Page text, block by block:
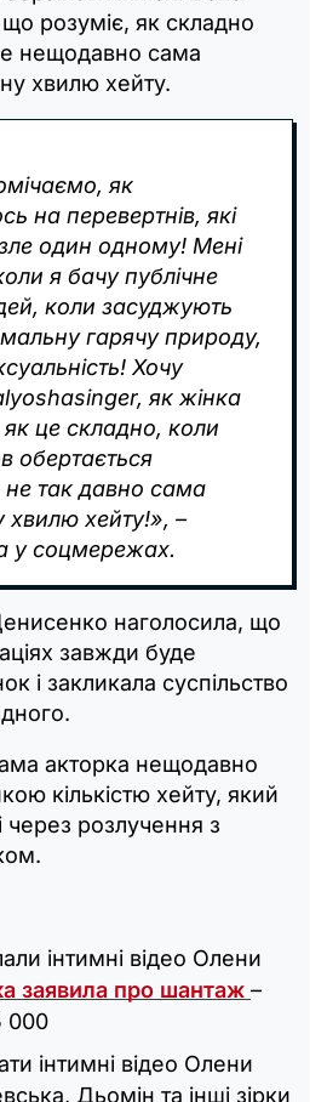
розуміє, як складно
нещодавно сама
хвилю хейту.
як
на перевертнів, які
один одному! Мені
я бачу публічне
коли засуджують
гарячу природу,
Хочу
як жінка
це складно, коли
обертається
так давно сама
хвилю хейту!», –
у соцмережах.
наголосила, що
завжди буде
і закликала суспільство
акторка нещодавно
кількістю хейту, який
через розлучення з
інтимні відео Олени
заявила про шантаж –
000
інтимні відео Олени
Дьомін та інші зірки